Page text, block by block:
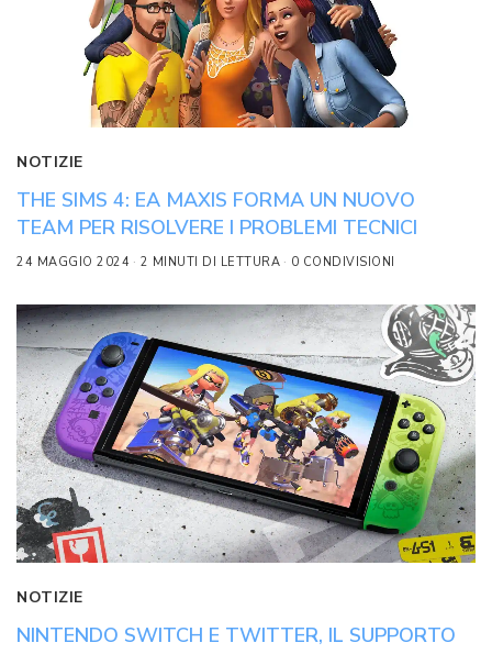
NOTIZIE
THE SIMS 4: EA MAXIS FORMA UN NUOVO
TEAM PER RISOLVERE I PROBLEMI TECNICI
24 MAGGIO 2024 2 MINUTI DI LETTURA 0 CONDIVISIONI
NOTIZIE
NINTENDO SWITCH E TWITTER, IL SUPPORTO